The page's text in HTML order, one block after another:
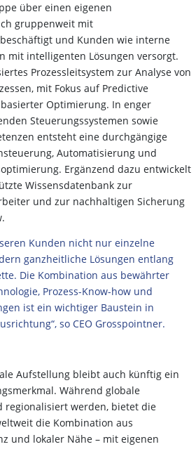
über einen eigenen
gruppenweit mit
und Kunden wie interne
mit intelligenten Lösungen versorgt.
Prozessleitsystem zur Analyse von
mit Fokus auf Predictive
Optimierung. In enger
Steuerungssystemen sowie
entsteht eine durchgängige
Automatisierung und
Ergänzend dazu entwickelt
Wissensdatenbank zur
und zur nachhaltigen Sicherung
Kunden nicht nur einzelne
ganzheitliche Lösungen entlang
Die Kombination aus bewährter
Prozess-Know-how und
ist ein wichtiger Baustein in
so CEO Grosspointner.
Aufstellung bleibt auch künftig ein
Während globale
regionalisiert werden, bietet die
die Kombination aus
und lokaler Nähe – mit eigenen